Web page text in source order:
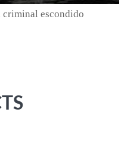
criminal escondido